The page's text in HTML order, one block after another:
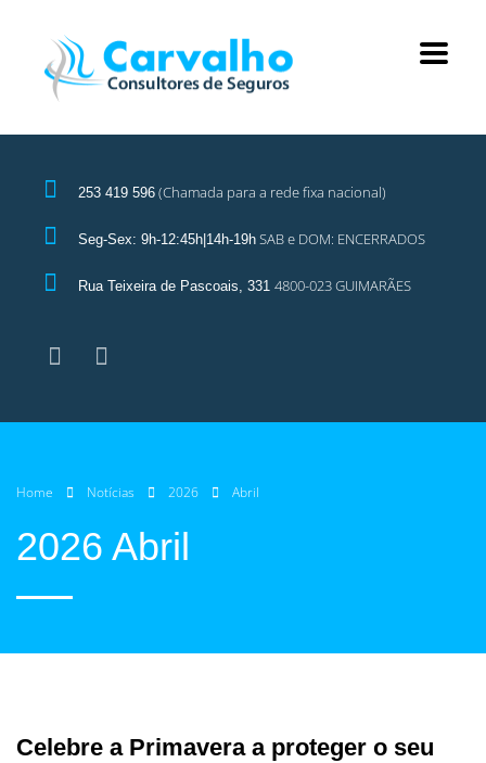
253 419 596 (Chamada para a rede fixa nacional)
Seg-Sex: 9h-12:45h|14h-19h SAB e DOM: ENCERRADOS
Rua Teixeira de Pascoais, 331 4800-023 GUIMARÃES
Home Notícias 2026 Abril
2026 Abril
Celebre a Primavera a proteger o seu